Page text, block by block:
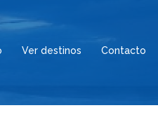
Ver destinos Contacto